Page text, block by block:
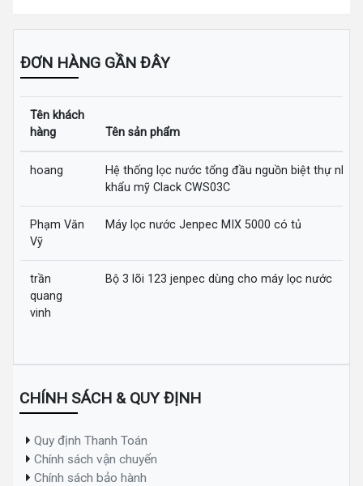
ĐƠN HÀNG GẦN ĐÂY
Tên khách
hàng
Tên sản phẩm
hoang
Hệ thống lọc nước tổng đầu nguồn biệt thự nhập
khẩu mỹ Clack CWS03C
Phạm Văn
Vỹ
Máy lọc nước Jenpec MIX 5000 có tủ
trần
quang
vinh
Bộ 3 lõi 123 jenpec dùng cho máy lọc nước
CHÍNH SÁCH & QUY ĐỊNH
Quy định Thanh Toán
Chính sách vận chuyển
Chính sách bảo hành